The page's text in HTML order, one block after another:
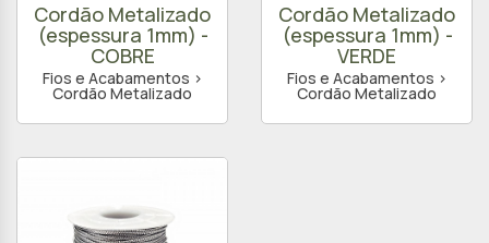
Cordão Metalizado
(espessura 1mm) -
COBRE
Fios e Acabamentos >
Cordão Metalizado
Cordão Metalizado
(espessura 1mm) -
VERDE
Fios e Acabamentos >
Cordão Metalizado